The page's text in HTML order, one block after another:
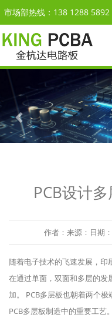
市场部热线：138 1288
PCB设计
作者：来源：日期
随着电子技术的飞速发展，印
在通过单面，双面和多层的发
加。 PCB多层板也朝着两个
PCB多层板制造中的重要工艺